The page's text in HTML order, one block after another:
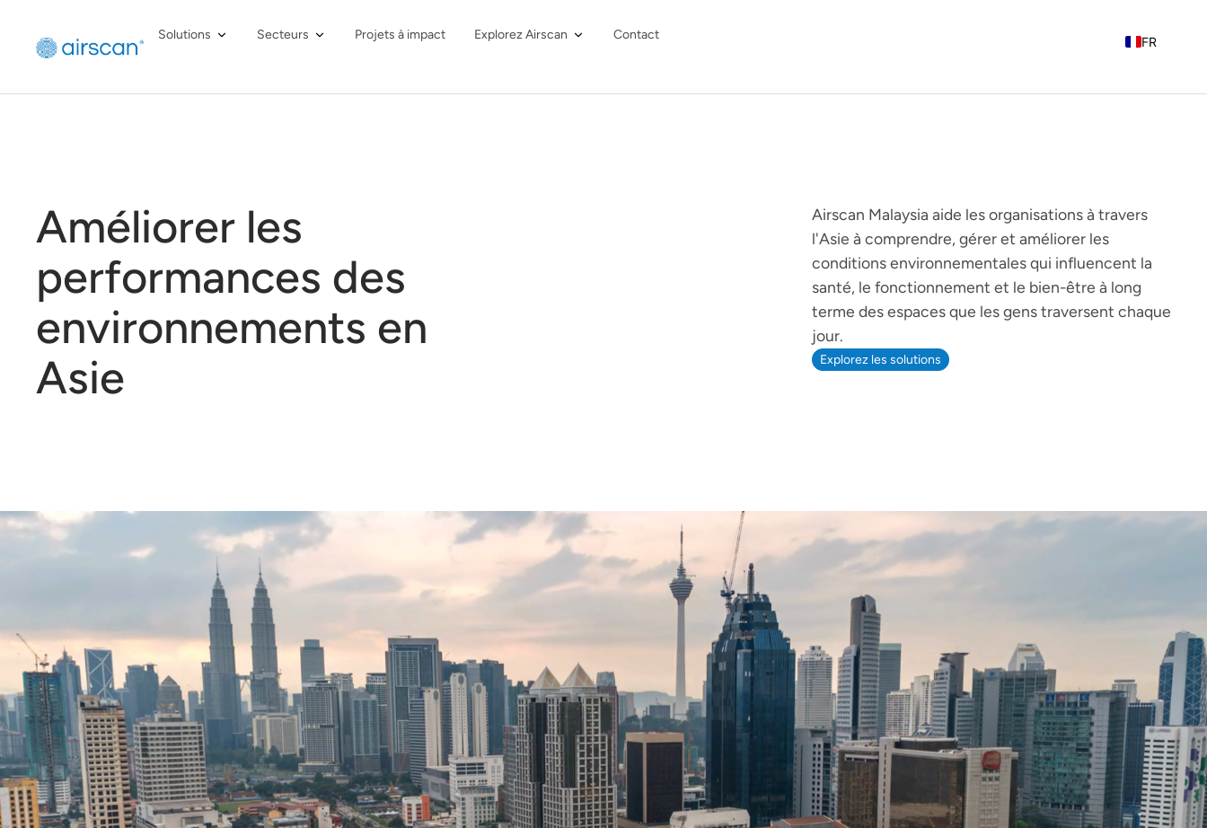
Solutions Secteurs Projets à impact Explorez Airscan Contact
FR
Améliorer les
performances des
environnements en
Asie
Airscan Malaysia aide les organisations à travers
l'Asie à comprendre, gérer et améliorer les
conditions environnementales qui influencent la
santé, le fonctionnement et le bien-être à long
terme des espaces que les gens traversent chaque
jour.
Explorez les solutions